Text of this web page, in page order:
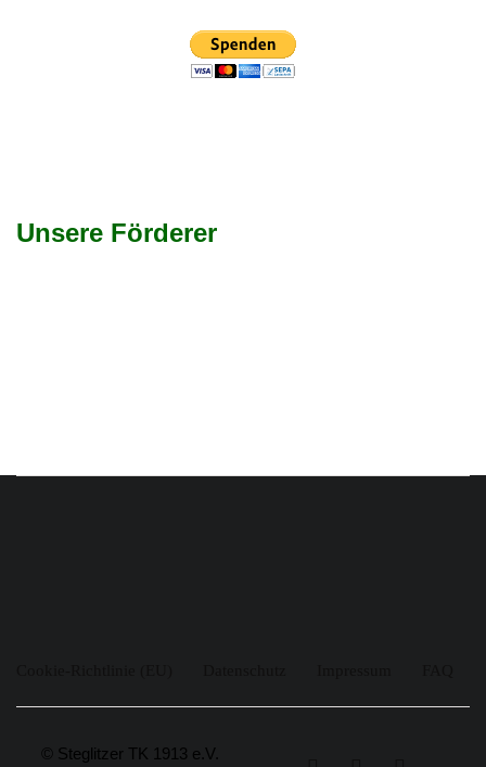
Unsere Förderer
© Steglitzer TK 1913 e.V.